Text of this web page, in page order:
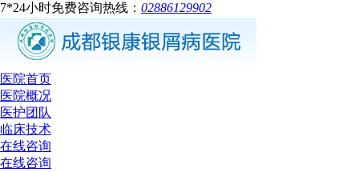
7*24小时免费咨询热线： 02886129902
医院首页
医院概况
医护团队
临床技术
在线咨询
在线咨询